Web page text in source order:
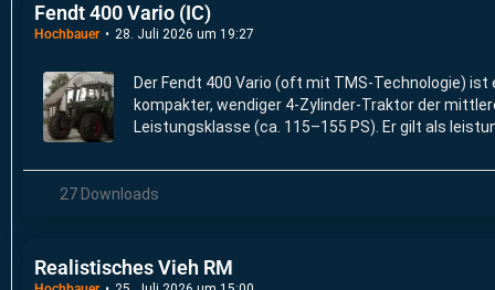
Fendt 400 Vario (IC)
Hochbauer 28. Juli 2026 um 19:27
Der Fendt 400 Vario (oft mit TMS-Technologie) ist
kompakter, wendiger 4-Zylinder-Traktor der
Leistungsklasse (ca. 115–155 PS). Er gilt als
27 Downloads
Realistisches Vieh RM